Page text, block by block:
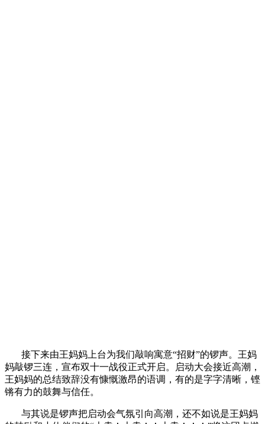
接下来由王妈妈上台为我们敲响寓意“招财”的锣声。王妈
妈敲锣三连，宣布双十一战役正式开启。启动大会接近高潮，
王妈妈的总结致辞没有慷慨激昂的语调，有的是字字清晰，铿
锵有力的鼓舞与信任。
与其说是锣声把启动会气氛引向高潮，还不如说是王妈妈